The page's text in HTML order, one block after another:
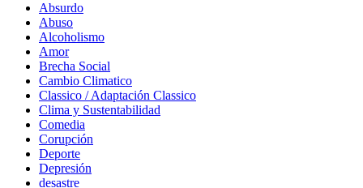
Absurdo
Abuso
Alcoholismo
Amor
Brecha Social
Cambio Climatico
Classico / Adaptación Classico
Clima y Sustentabilidad
Comedia
Corupción
Deporte
Depresión
desastre